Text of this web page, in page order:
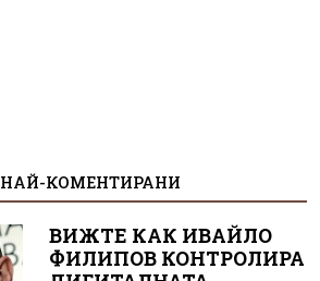
НАЙ-КОМЕНТИРАНИ
ВИЖТЕ КАК ИВАЙЛО
ФИЛИПОВ КОНТРОЛИРА